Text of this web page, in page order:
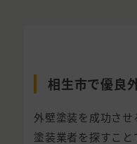
相生市で優良
外壁塗装を成功さ
塗装業者を探すこと